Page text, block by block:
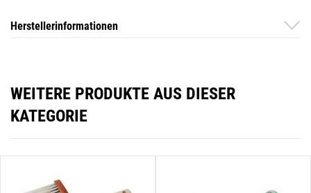
Herstellerinformationen
WEITERE PRODUKTE AUS DIESER
KATEGORIE